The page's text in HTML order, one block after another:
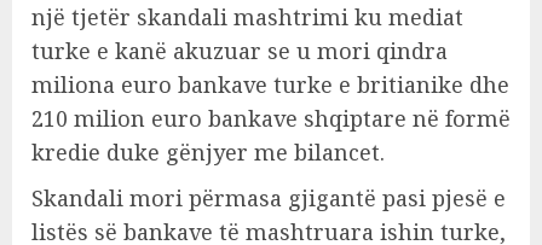
një tjetër skandali mashtrimi ku mediat
turke e kanë akuzuar se u mori qindra
miliona euro bankave turke e britianike dhe
210 milion euro bankave shqiptare në formë
kredie duke gënjyer me bilancet.
Skandali mori përmasa gjigantë pasi pjesë e
listës së bankave të mashtruara ishin turke,